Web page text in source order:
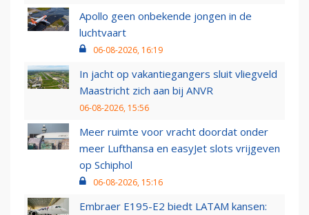
Apollo geen onbekende jongen in de
luchtvaart
06-08-2026, 16:19
In jacht op vakantiegangers sluit vliegveld
Maastricht zich aan bij ANVR
06-08-2026, 15:56
Meer ruimte voor vracht doordat onder
meer Lufthansa en easyJet slots vrijgeven
op Schiphol
06-08-2026, 15:16
Embraer E195-E2 biedt LATAM kansen: